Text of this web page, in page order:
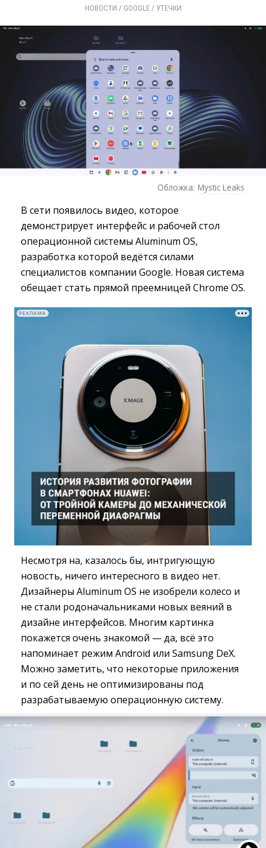
НОВОСТИ / GOOGLE/ УТЕЧКИ
Обложка: Mystic Leaks
В сети появилось видео, которое
демонстрирует интерфейс и рабочей стол
операционной системы Aluminum OS,
разработка которой ведётся силами
специалистов компании Google. Новая система
обещает стать прямой преемницей Chrome OS.
РЕКЛАМА
Несмотря на, казалось бы, интригующую
новость, ничего интересного в видео нет.
Дизайнеры Aluminum OS не изобрели колесо и
не стали родоначальниками новых веяний в
дизайне интерфейсов. Многим картинка
покажется очень знакомой — да, всё это
напоминает режим Android или Samsung DeX.
Можно заметить, что некоторые приложения
и по сей день не оптимизированы под
разрабатываемую операционную систему.